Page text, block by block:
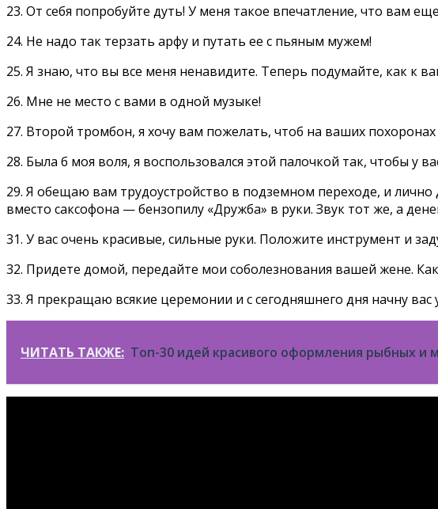
23. От себя попробуйте дуть! У меня такое впечатление, что вам
24. Не надо так терзать арфу и путать ее с пьяным мужем!
25. Я знаю, что вы все меня ненавидите. Теперь подумайте, как к
26. Мне не место с вами в одной музыке!
27. Второй тромбон, я хочу вам пожелать, чтоб на ваших похоронах
28. Была б моя воля, я воспользовался этой палочкой так, чтобы у
29. Я обещаю вам трудоустройство в подземном переходе, и
вместо саксофона — бензопилу «Дружба» в руки. Звук тот же, а
31. У вас очень красивые, сильные руки. Положите инструмент и
32. Придете домой, передайте мои соболезнования вашей жене.
33. Я прекращаю всякие церемонии и с сегодняшнего дня начну
ЧИТАТЬ ТАКЖЕ: Топ-30 идей красивого оформления рыбных и